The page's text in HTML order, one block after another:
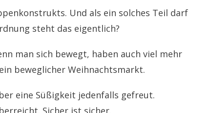
Und als ein solches Teil darf
steht das eigentlich?
man sich bewegt, haben auch viel mehr
beweglicher Weihnachtsmarkt.
eine Süßigkeit jedenfalls gefreut.
Sicher ist sicher.